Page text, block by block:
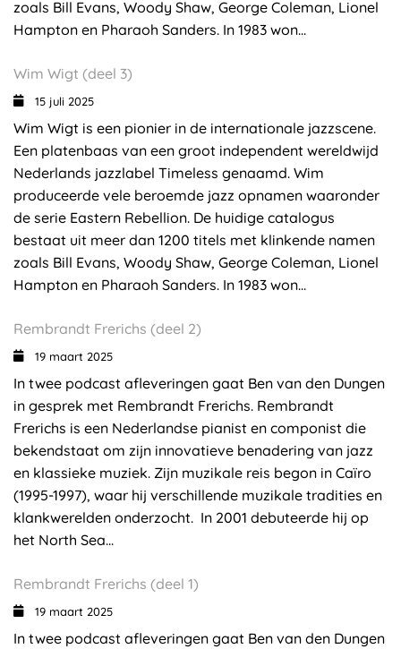
zoals Bill Evans, Woody Shaw, George Coleman, Lionel
Hampton en Pharaoh Sanders. In 1983 won...
Wim Wigt (deel 3)
15 juli 2025
Wim Wigt is een pionier in de internationale jazzscene.
Een platenbaas van een groot independent wereldwijd
Nederlands jazzlabel Timeless genaamd. Wim
produceerde vele beroemde jazz opnamen waaronder
de serie Eastern Rebellion. De huidige catalogus
bestaat uit meer dan 1200 titels met klinkende namen
zoals Bill Evans, Woody Shaw, George Coleman, Lionel
Hampton en Pharaoh Sanders. In 1983 won...
Rembrandt Frerichs (deel 2)
19 maart 2025
In twee podcast afleveringen gaat Ben van den Dungen
in gesprek met Rembrandt Frerichs. Rembrandt
Frerichs is een Nederlandse pianist en componist die
bekendstaat om zijn innovatieve benadering van jazz
en klassieke muziek. Zijn muzikale reis begon in Caïro
(1995-1997), waar hij verschillende muzikale tradities en
klankwerelden onderzocht. In 2001 debuteerde hij op
het North Sea...
Rembrandt Frerichs (deel 1)
19 maart 2025
In twee podcast afleveringen gaat Ben van den Dungen